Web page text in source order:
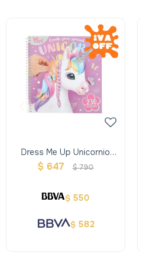
Dress Me Up Unicornio
Create Your Special
$ 647 $790
$ 550
$ 582